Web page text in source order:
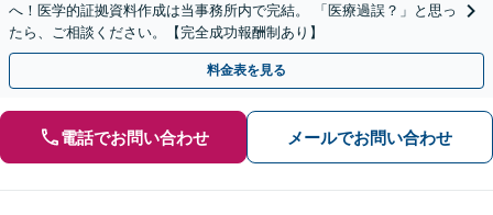
へ！医学的証拠資料作成は当事務所内で完結。 「医療過誤？」と思っ
たら、ご相談ください。【完全成功報酬制あり】
料金表を見る
電話でお問い合わせ メールでお問い合わせ